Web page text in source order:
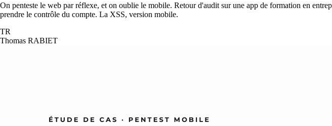
On penteste le web par réflexe, et on oublie le mobile. Retour d'audit sur une app de formation en
prendre le contrôle du compte. La XSS, version mobile.
TR
Thomas RABIET